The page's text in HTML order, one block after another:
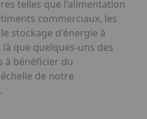
telles que l'alimentation
commerciaux, les
stockage d'énergie à
que quelques-uns des
à bénéficier du
de notre